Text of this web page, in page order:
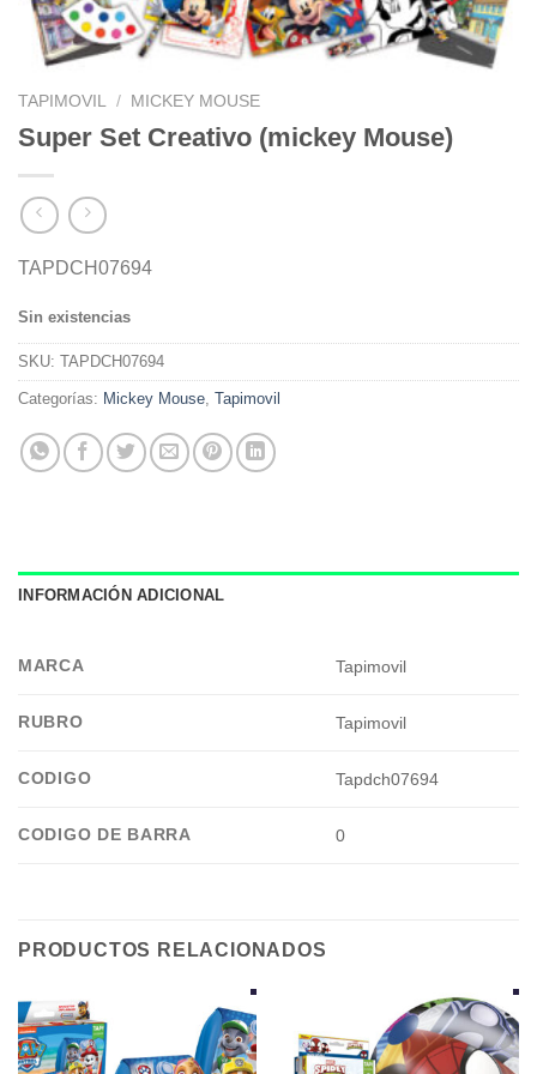
TAPIMOVIL / MICKEY MOUSE
Super Set Creativo (mickey Mouse)
TAPDCH07694
Sin existencias
SKU: TAPDCH07694
Categorías: Mickey Mouse Tapimovil
INFORMACIÓN ADICIONAL
MARCA Tapimovil
RUBRO Tapimovil
CODIGO Tapdch07694
CODIGO DE BARRA 0
PRODUCTOS RELACIONADOS